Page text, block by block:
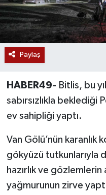
Paylaş
HABER49- Bitlis, bu
sabırsızlıkla
ev sahipliği yaptı.
Van Gölü’nün karanlık
gökyüzü tutkunlarıyla
hazırlık ve
yağmurunun zirve
Muş
Hasköy
Bulanık
Malazgirt